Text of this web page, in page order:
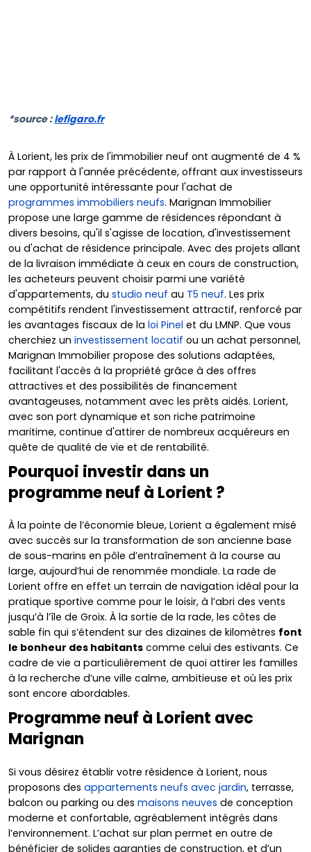
*source :lefigaro.fr
À Lorient, les prix de l'immobilier neuf ont augmenté de 4 %
par rapport à l'année précédente, offrant aux investisseurs
une opportunité intéressante pour l'achat de
programmes immobiliers neufs. Marignan Immobilier
propose une large gamme de résidences répondant à
divers besoins, qu'il s'agisse de location, d'investissement
ou d'achat de résidence principale. Avec des projets allant
de la livraison immédiate à ceux en cours de construction,
les acheteurs peuvent choisir parmi une variété
d'appartements, du studio neuf au T5 neuf. Les prix
compétitifs rendent l'investissement attractif, renforcé par
les avantages fiscaux de la loi Pinel et du LMNP. Que vous
cherchiez un investissement locatif ou un achat personnel,
Marignan Immobilier propose des solutions adaptées,
facilitant l'accès à la propriété grâce à des offres
attractives et des possibilités de financement
avantageuses, notamment avec les prêts aidés. Lorient,
avec son port dynamique et son riche patrimoine
maritime, continue d'attirer de nombreux acquéreurs en
quête de qualité de vie et de rentabilité.
Pourquoi investir dans un
programme neuf à Lorient ?
À la pointe de l’économie bleue, Lorient a également misé
avec succès sur la transformation de son ancienne base
de sous-marins en pôle d’entraînement à la course au
large, aujourd’hui de renommée mondiale. La rade de
Lorient offre en effet un terrain de navigation idéal pour la
pratique sportive comme pour le loisir, à l’abri des vents
jusqu’à l’île de Groix. À la sortie de la rade, les côtes de
sable fin qui s’étendent sur des dizaines de kilomètres font
le bonheur des habitants comme celui des estivants. Ce
cadre de vie a particulièrement de quoi attirer les familles
à la recherche d’une ville calme, ambitieuse et où les prix
sont encore abordables.
Programme neuf à Lorient avec
Marignan
Si vous désirez établir votre résidence à Lorient, nous
proposons des appartements neufs avec jardin, terrasse,
balcon ou parking ou des maisons neuves de conception
moderne et confortable, agréablement intégrés dans
l’environnement. L’achat sur plan permet en outre de
bénéficier de solides garanties de construction, et d’un